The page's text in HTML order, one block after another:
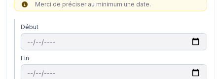
Merci de préciser au minimum une date.
Début
Fin